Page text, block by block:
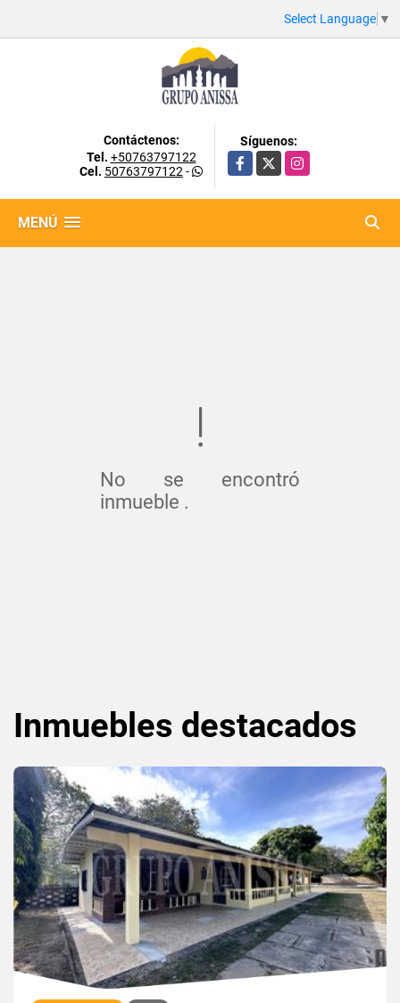
Select Language ▼
Contáctenos:
Tel. +50763797122
Cel. 50763797122 -
Síguenos:
Facebook
X Instagram
MENÚ
No se encontró
inmueble .
Inmuebles destacados